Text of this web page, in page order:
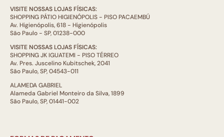
VISITE NOSSAS LOJAS FÍSICAS:
SHOPPING PÁTIO HIGIENÓPOLIS - PISO PACAEMBÚ
Av. Higienópolis, 618 - Higienópolis
São Paulo - SP, 01238-000
VISITE NOSSAS LOJAS FÍSICAS:
SHOPPING JK IGUATEMI - PISO TÉRREO
Av. Pres. Juscelino Kubitschek, 2041
São Paulo, SP, 04543-011
ALAMEDA GABRIEL
Alameda Gabriel Monteiro da Silva, 1899
São Paulo, SP, 01441-002